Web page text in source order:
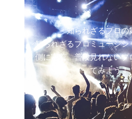
知られざるプロの
知られざるプロミュージシ
側に密着。普段見れないプ
てみよう！